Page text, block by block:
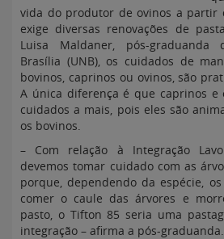
vida do produtor de ovinos a partir
exige diversas renovações de
Luisa Maldaner, pós-graduanda
Brasília (UNB), os cuidados de
bovinos, caprinos ou ovinos, são
A única diferença é que caprinos e
cuidados a mais, pois eles são
os bovinos.
– Com relação à Integração
devemos tomar cuidado com as
porque, dependendo da espécie,
comer o caule das árvores e
pasto, o Tifton 85 seria uma
integração – afirma a pós-graduanda.